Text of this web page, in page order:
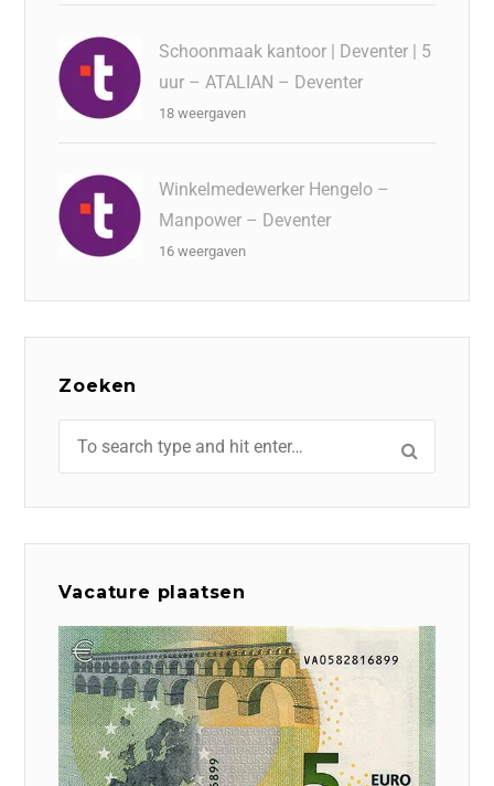
Schoonmaak kantoor | Deventer | 5
uur – ATALIAN – Deventer
18 weergaven
Winkelmedewerker Hengelo –
Manpower – Deventer
16 weergaven
Zoeken
Vacature plaatsen